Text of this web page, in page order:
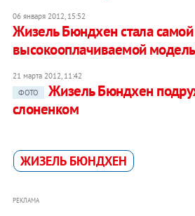
06 января 2012, 15:52
Жизель Бюндхен стала самой
высокооплачиваемой
21 марта 2012, 11:42
ФОТО
Жизель Бюндхен
слоненком
ЖИЗЕЛЬ БЮНДХЕН
РЕКЛАМА